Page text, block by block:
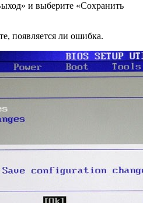
и выберите «Сохранить
появляется ли ошибка.